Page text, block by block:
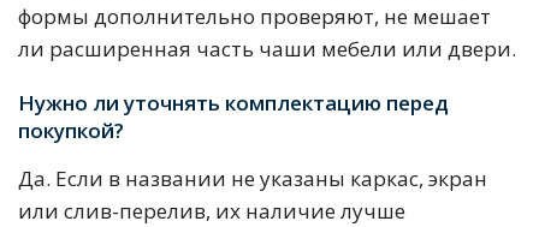
формы дополнительно проверяют, не мешает
ли расширенная часть чаши мебели или двери.
Нужно ли уточнять комплектацию перед
покупкой?
Да. Если в названии не указаны каркас, экран
или слив-перелив, их наличие лучше